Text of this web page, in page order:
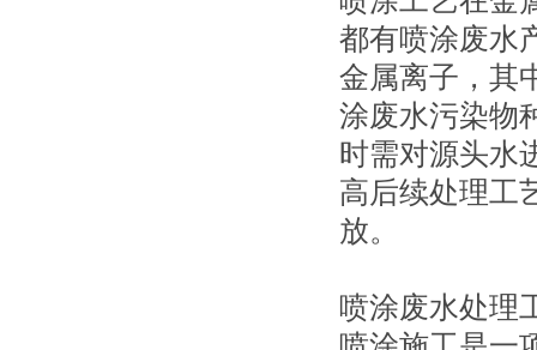
都有喷涂废水
金属离子，其
涂废水污染物
时需对源头水
高后续处理工
放。
喷涂废水处理